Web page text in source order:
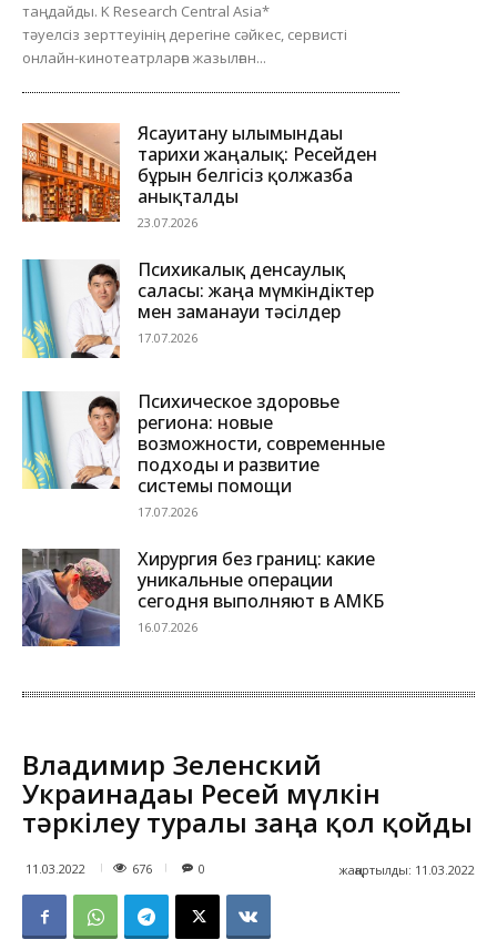
таңдайды. K Research Central Asia*
тәуелсіз зерттеуінің дерегіне сәйкес, сервисті
онлайн-кинотеатрларға жазылған...
Ясауитану ғылымындағы
тарихи жаңалық: Ресейден
бұрын белгісіз қолжазба
анықталды
23.07.2026
Психикалық денсаулық
саласы: жаңа мүмкіндіктер
мен заманауи тәсілдер
17.07.2026
Психическое здоровье
региона: новые
возможности, современные
подходы и развитие
системы помощи
17.07.2026
Хирургия без границ: какие
уникальные операции
сегодня выполняют в АМКБ
16.07.2026